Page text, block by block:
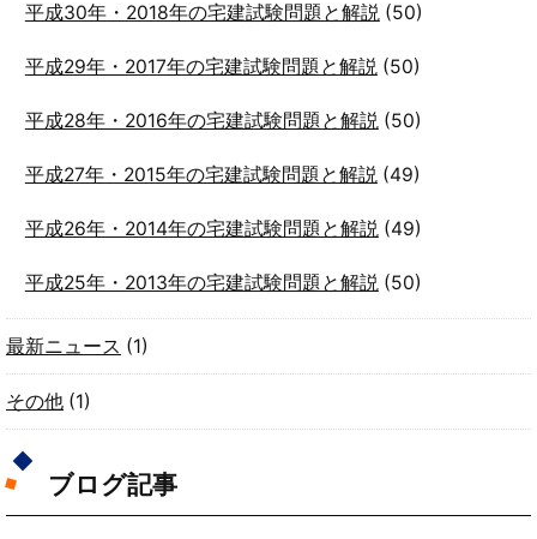
平成30年・2018年の宅建試験問題と解説(50)
平成29年・2017年の宅建試験問題と解説(50)
平成28年・2016年の宅建試験問題と解説(50)
平成27年・2015年の宅建試験問題と解説(49)
平成26年・2014年の宅建試験問題と解説(49)
平成25年・2013年の宅建試験問題と解説(50)
最新ニュース (1)
その他 (1)
ブログ記事